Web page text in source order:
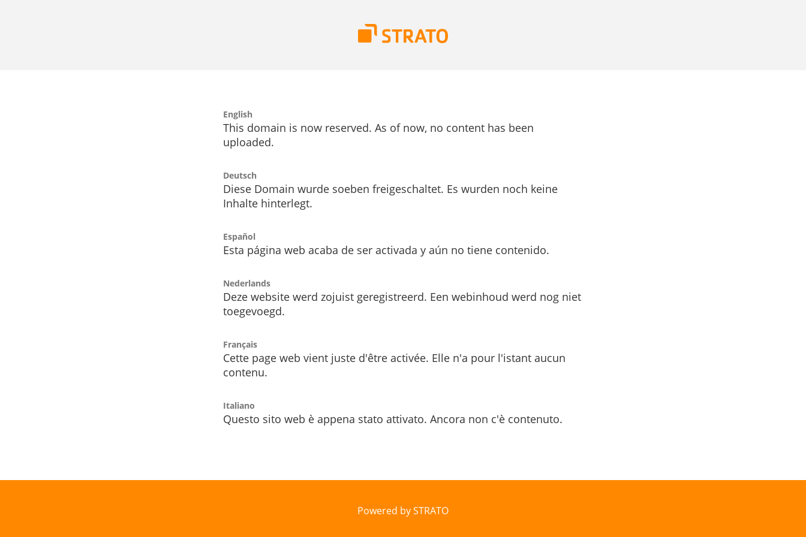
English
This domain is now reserved. As of now, no content has been
uploaded.
Deutsch
Diese Domain wurde soeben freigeschaltet. Es wurden noch keine
Inhalte hinterlegt.
Español
Esta página web acaba de ser activada y aún no tiene contenido.
Nederlands
Deze website werd zojuist geregistreerd. Een webinhoud werd nog niet
toegevoegd.
Français
Cette page web vient juste d'être activée. Elle n'a pour l'istant aucun
contenu.
Italiano
Questo sito web è appena stato attivato. Ancora non c'è contenuto.
Powered by STRATO